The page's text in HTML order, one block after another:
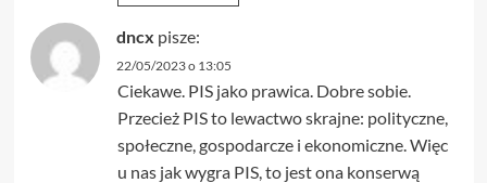
dncx pisze:
22/05/2023 o 13:05
Ciekawe. PIS jako prawica. Dobre sobie.
Przecież PIS to lewactwo skrajne: polityczne,
społeczne, gospodarcze i ekonomiczne. Więc
u nas jak wygra PIS, to jest ona konserwą